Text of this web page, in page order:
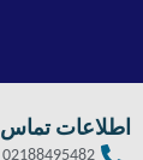
اطلاعات تماس
02188495482